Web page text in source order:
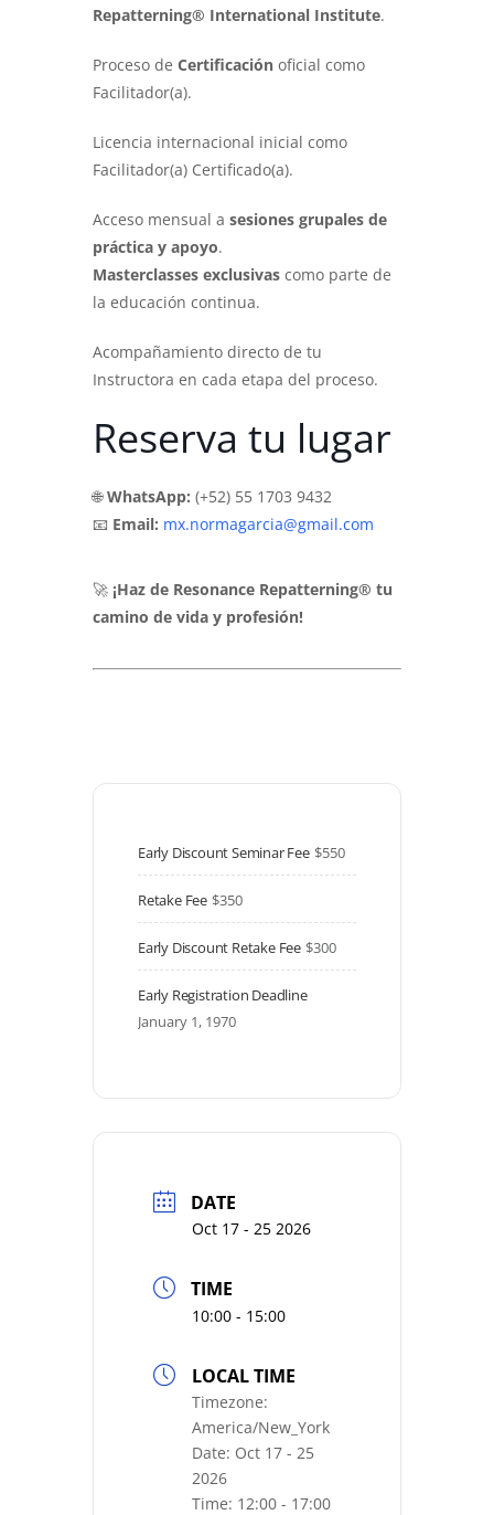
Repatterning® International Institute.
Proceso de Certificación oficial como
Facilitador(a).
Licencia internacional inicial como
Facilitador(a) Certificado(a).
Acceso mensual a sesiones grupales de
práctica y apoyo.
Masterclasses exclusivas como parte de
la educación continua.
Acompañamiento directo de tu
Instructora en cada etapa del proceso.
Reserva tu lugar
🌐WhatsApp: (+52) 55 1703 9432
📧 Email: mx.normagarcia@gmail.com
🚀 ¡Haz de Resonance Repatterning® tu
camino de vida y profesión!
Early Discount Seminar Fee $550
Retake Fee $350
Early Discount Retake Fee $300
Early Registration Deadline
January 1, 1970
DATE
Oct 17 - 25 2026
TIME
10:00 - 15:00
LOCAL TIME
Timezone:
America/New_York
Date: Oct 17 - 25
2026
Time: 12:00 - 17:00